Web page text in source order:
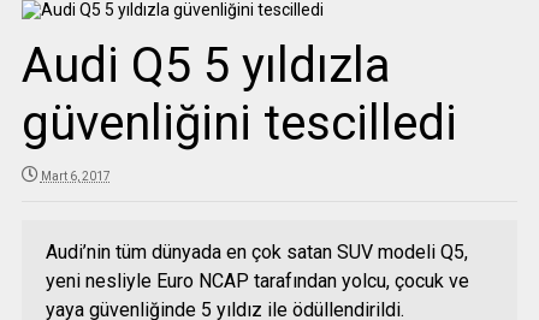
Audi Q5 5 yıldızla
güvenliğini tescilledi
Mart 6, 2017
Audi’nin tüm dünyada en çok satan SUV modeli Q5,
yeni nesliyle Euro NCAP tarafından yolcu, çocuk ve
yaya güvenliğinde 5 yıldız ile ödüllendirildi.